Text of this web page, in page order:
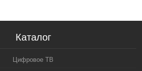
Каталог
Цифровое ТВ